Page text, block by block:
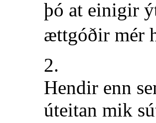
þó at einigir
ættgóðir mér
2.
Hendir enn
úteitan mik